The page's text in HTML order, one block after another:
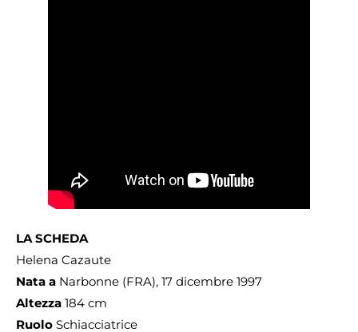
LA SCHEDA
Helena Cazaute
Nata a Narbonne (FRA), 17 dicembre 1997
Altezza 184 cm
Ruolo Schiacciatrice